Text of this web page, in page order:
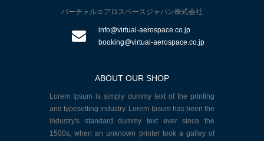
バーチャルエアロスペースジャパン株式会社
info@virtual-aerospace.co.jp
booking@virtual-aerospace.co.jp
ABOUT OUR SHOP
Lorem Ipsum is simply dummy text of the printing
and typesetting industry. Lorem Ipsum has been the
industry's standard dummy text ever since the
1500s, when an unknown printer took a galley of